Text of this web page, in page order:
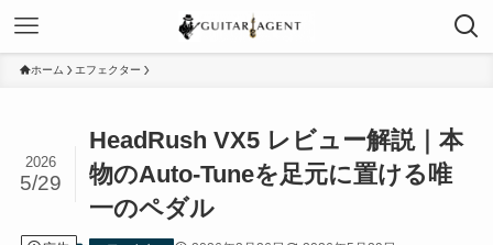
ホーム エフェクター
HeadRush VX5 レビュー解説｜本
物のAuto-Tuneを足元に置ける唯
一のペダル
2026
5/29